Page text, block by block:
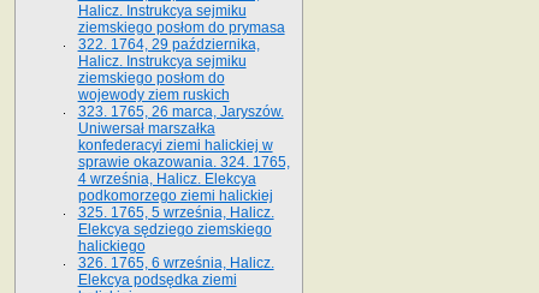
Halicz. Instrukcya sejmiku
ziemskiego posłom do prymasa
322. 1764, 29 października,
Halicz. Instrukcya sejmiku
ziemskiego posłom do
wojewody ziem ruskich
323. 1765, 26 marca, Jaryszów.
Uniwersał marszałka
konfederacyi ziemi halickiej w
sprawie okazowania. 324. 1765,
4 września, Halicz. Elekcya
podkomorzego ziemi halickiej
325. 1765, 5 września, Halicz.
Elekcya sędziego ziemskiego
halickiego
326. 1765, 6 września, Halicz.
Elekcya podsędka ziemi